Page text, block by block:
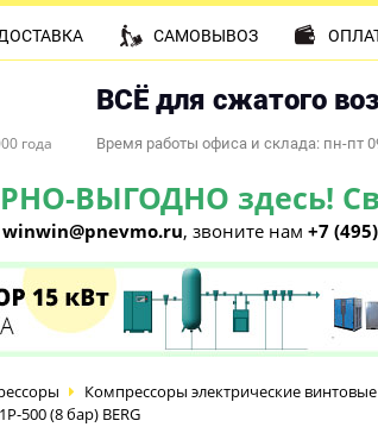
года
ВСЁ для сжатого
Время работы офиса и склада: пн-пт
ВЫГОДНО здесь!
winwin@pnevmo.ru, звоните нам +7
САМОВЫВОЗ
Компрессоры электрические винтовые
500 (8 бар) BERG